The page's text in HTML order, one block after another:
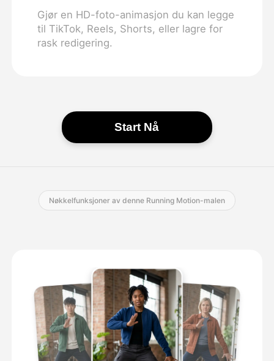
Gjør en HD-foto-animasjon du kan legge
til TikTok, Reels, Shorts, eller lagre for
rask redigering.
Start Nå
Nøkkelfunksjoner av denne Running Motion-malen